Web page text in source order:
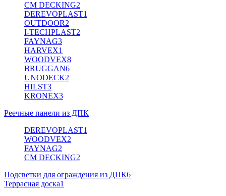
CM DECKING2
DEREVOPLAST1
OUTDOOR2
I-TECHPLAST2
FAYNAG3
HARVEX1
WOODVEX8
BRUGGAN6
UNODECK2
HILST3
KRONEX3
Реечные панели из ДПК
DEREVOPLAST1
WOODVEX2
FAYNAG2
CM DECKING2
Подсветки для ограждения из ДПК6
Террасная доска1